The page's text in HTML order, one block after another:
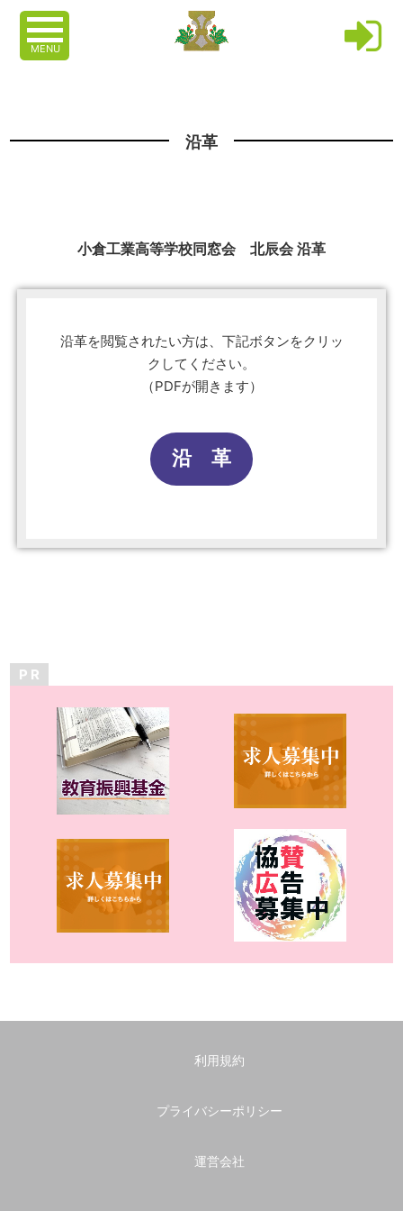
MENU
沿革
小倉工業高等学校同窓会 北辰会 沿革
沿革を閲覧されたい方は、下記ボタンをクリッ
クしてください。
（PDFが開きます）
沿 革
P R
利用規約
プライバシーポリシー
運営会社